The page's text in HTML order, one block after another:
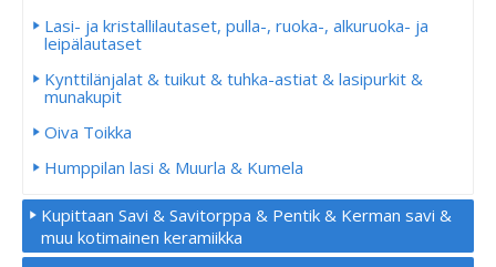
Lasi- ja kristallilautaset, pulla-, ruoka-, alkuruoka- ja
leipälautaset
Kynttilänjalat & tuikut & tuhka-astiat & lasipurkit &
munakupit
Oiva Toikka
Humppilan lasi & Muurla & Kumela
Kupittaan Savi & Savitorppa & Pentik & Kerman savi &
muu kotimainen keramiikka